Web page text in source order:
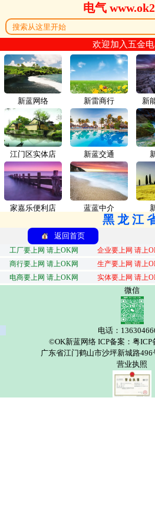
电气
欢迎加入五金电
新蓝网络 新雷商行
江门区实体店 新蓝交通
家嘉乐便利店 蓝蓝中介
新
黑龙江
返回首页
工厂要上网 请上OK网 企业要上网 请上
商行要上网 请上OK网
生产要上网 请上
电商要上网 请上OK网
实体要上网 请上
微信
电话：
©OK新蓝网络 ICP备案：粤ICP
广东省江门鹤山市沙坪新城路
营业执照